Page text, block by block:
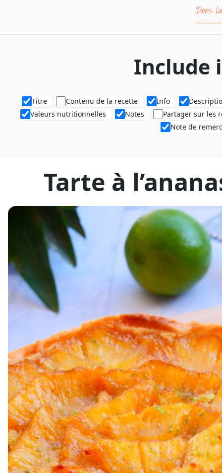
Include
Titre Contenu de la recette Info
Valeurs nutritionnelles
Notes
Partager sur les
Note de
Tarte à